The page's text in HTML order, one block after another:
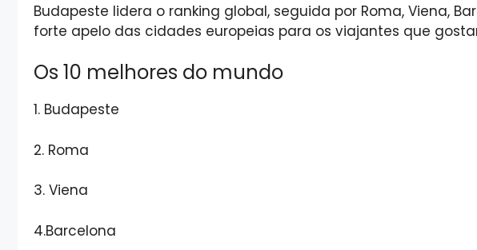
Budapeste lidera o ranking global, seguida por Roma, Viena,
forte apelo das cidades europeias para os viajantes que
Os 10 melhores do mundo
1. Budapeste
2. Roma
3. Viena
4.Barcelona